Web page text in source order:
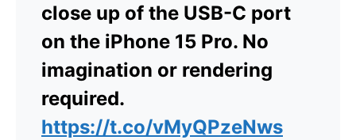
close up of the USB-C port
on the iPhone 15 Pro. No
imagination or rendering
required.
https://t.co/vMyQPzeNws